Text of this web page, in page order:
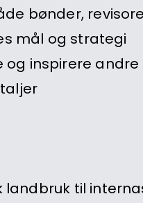
bønder,
mål og strategi
og inspirere andre
landbruk til